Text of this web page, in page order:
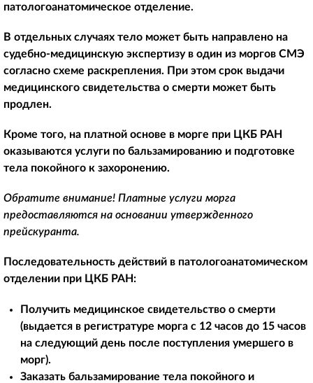
патологоанатомическое отделение.
В отдельных случаях тело может быть направлено на
судебно-медицинскую экспертизу в один из моргов СМЭ
согласно схеме раскрепления. При этом срок выдачи
медицинского свидетельства о смерти может быть
продлен.
Кроме того, на платной основе в морге при ЦКБ РАН
оказываются услуги по бальзамированию и подготовке
тела покойного к захоронению.
Обратите внимание! Платные услуги морга
предоставляются на основании утвержденного
прейскуранта.
Последовательность действий в патологоанатомическом
отделении при ЦКБ РАН:
Получить медицинское свидетельство о смерти
(выдается в регистратуре морга с 12 часов до 15 часов
на следующий день после поступления умершего в
морг).
Заказать бальзамирование тела покойного и